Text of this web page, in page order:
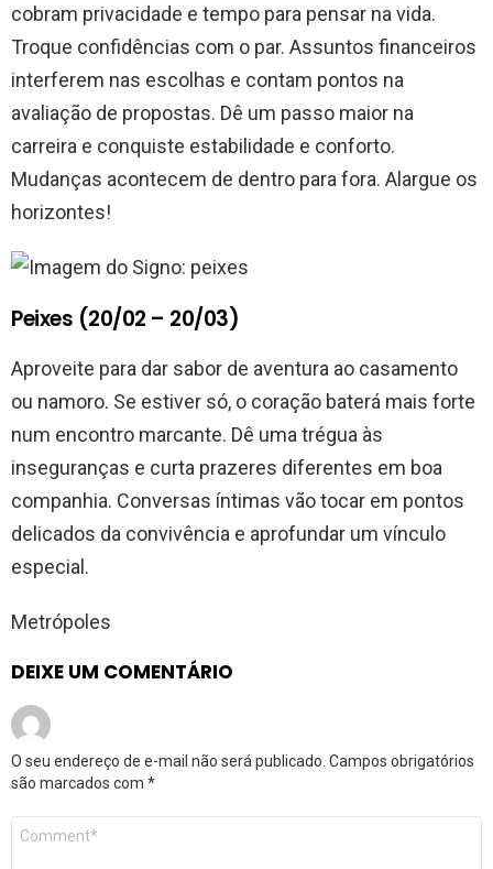
cobram privacidade e tempo para pensar na vida.
Troque confidências com o par. Assuntos financeiros
interferem nas escolhas e contam pontos na
avaliação de propostas. Dê um passo maior na
carreira e conquiste estabilidade e conforto.
Mudanças acontecem de dentro para fora. Alargue os
horizontes!
Peixes (20/02 – 20/03)
Aproveite para dar sabor de aventura ao casamento
ou namoro. Se estiver só, o coração baterá mais forte
num encontro marcante. Dê uma trégua às
inseguranças e curta prazeres diferentes em boa
companhia. Conversas íntimas vão tocar em pontos
delicados da convivência e aprofundar um vínculo
especial.
Metrópoles
DEIXE UM COMENTÁRIO
O seu endereço de e-mail não será publicado. Campos obrigatórios
são marcados com *
Comentário